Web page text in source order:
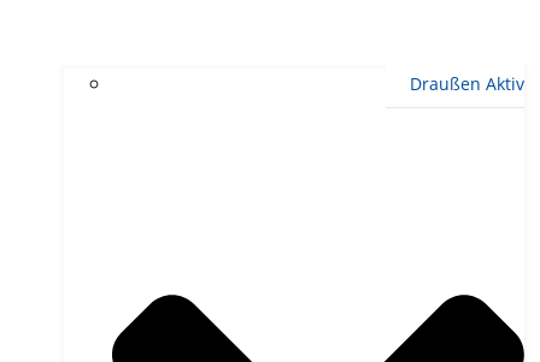
Draußen Aktiv